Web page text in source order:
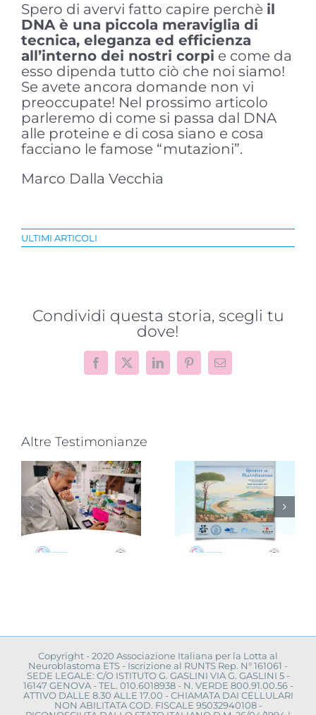
Spero di avervi fatto capire perchè il
DNA è una piccola meraviglia di
tecnica, eleganza ed efficienza
all’interno dei nostri corpi e come da
esso dipenda tutto ciò che noi siamo!
Se avete ancora domande non vi
preoccupate! Nel prossimo articolo
parleremo di come si passa dal DNA
alle proteine e di cosa siano e cosa
facciano le famose “mutazioni”.
Marco Dalla Vecchia
ULTIMI ARTICOLI
Condividi questa storia, scegli tu
dove!
Facebook
X LinkedInPinterestEmail
Altre Testimonianze
Novità dalla
ricerca
scientifica:
convegno a
Napoli
Avellino,
infanzia al
centro con
la
campagna
“Cerco un
Copyright - 2020 Associazione Italiana per la Lotta al
Neuroblastoma ETS - Iscrizione al RUNTS Rep. N° 161061 -
SEDE LEGALE: C/O ISTITUTO G. GASLINI VIA G. GASLINI 5 -
16147 GENOVA - TEL. 010.6018938 - N. VERDE 800.91.00.56 -
ATTIVO DALLE 8.30 ALLE 17.00 - CHIAMATA DAI CELLULARI
NON ABILITATA COD. FISCALE 95032940108 -